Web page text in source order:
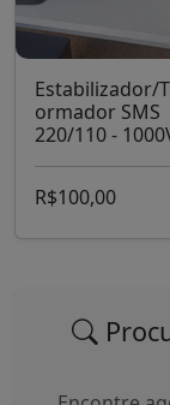
Estabilizador/
ormador SMS
220/110 -
R$100,00